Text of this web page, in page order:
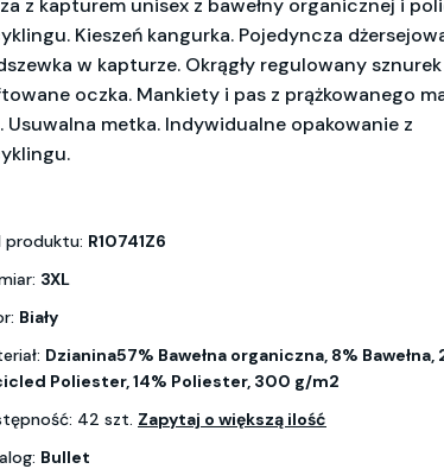
z kapturem unisex z bawełny organicznej i
Kieszeń kangurka. Pojedyncza
w kapturze. Okrągły regulowany
oczka. Mankiety i pas z prążkowanego
Usuwalna metka. Indywidualne opakowanie z
produktu: R10741Z6
3XL
Biały
Dzianina57% Bawełna organiczna, 8% Bawełna,
Poliester, 14% Poliester, 300 g/m2
42 szt. Zapytaj o większą ilość
Bullet